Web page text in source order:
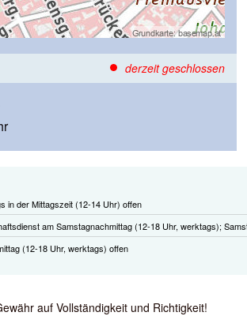
derzeit geschlossen
in der Mittagszeit (12-14 Uhr) offen
am Samstagnachmittag (12-18 Uhr, werktags);
(12-18 Uhr, werktags) offen
auf Vollständigkeit und Richtigkeit!